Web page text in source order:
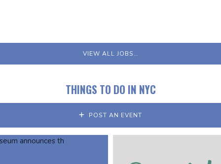
VIEW ALL JOBS…
THINGS TO DO IN NYC
POST AN EVENT